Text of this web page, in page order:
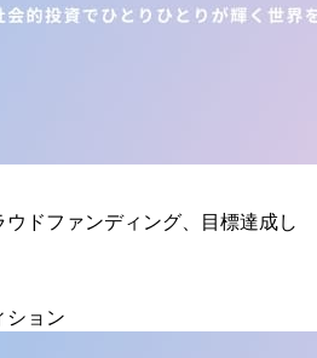
ドファンディング、目標達成し
ション